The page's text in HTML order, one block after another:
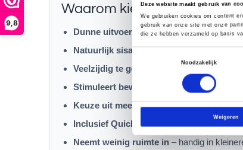
9,8
Deze website maakt gebruik van
We gebruiken cookies om content
gebruik van onze site met onze
die ze hebben verzameld op basis
Toestemmingsselectie
Noodzakelijk
Weigeren
Waarom kiezen voor 12 mm
Dunne uitvoering– prettig voor kleine
Natuurlijk sisal– stevige structuur met
Veelzijdig te gebruiken
– als klimtouw,
Stimuleert beweging
– nodigt uit tot
Keuze uit meerdere lengtes– passend te
Inclusief Quicklink
– eenvoudig te
Neemt weinig ruimte in – handig in